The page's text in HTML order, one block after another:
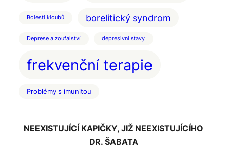
Bolesti kloubů borelitický syndrom
Deprese a zoufalství depresivní stavy
frekvenční terapie
Problémy s imunitou
NEEXISTUJÍCÍ KAPIČKY, JIŽ NEEXISTUJÍCÍHO
DR. ŠABATA